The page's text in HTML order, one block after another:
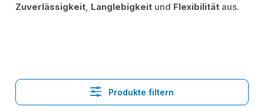
Zuverlässigkeit, Langlebigkeit und Flexibilität aus.
Produkte filtern